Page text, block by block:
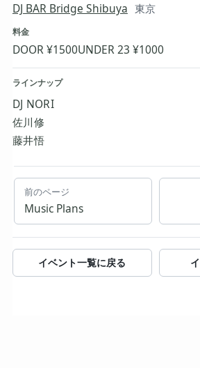
DJ BAR Bridge Shibuya 東京
料金
DOOR ¥1500UNDER 23 ¥1000
ラインナップ
DJ NORI
佐川修
藤井悟
前のページ
Music Plans
イベント一覧に戻る